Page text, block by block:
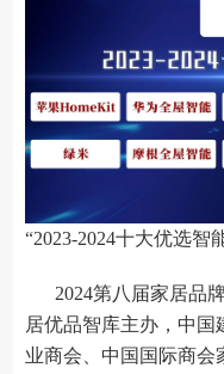
“2023-2024十大优选智
2024第八届家居品
居优品智库主办，中
业商会、中国国际商会